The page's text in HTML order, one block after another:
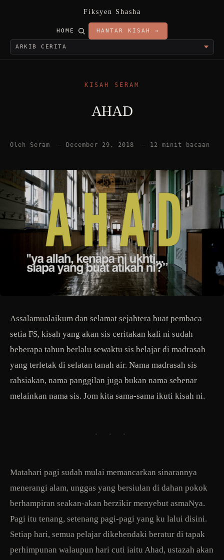
Fiksyen Shasha
HOME HANTAR KISAH →
KISAH SERAM
AHAD
Oleh Seram — December 29, 2018 — 12 minit bacaan
Assalamualaikum dan selamat sejahtera buat pembaca
setia FS, kisah yang akan sis ceritakan kali ni sudah
beberapa tahun berlalu sewaktu sis belajar di madrasah
yang terletak di selatan tanah air. Nama madrasah sis
rahsiakan, nama panggilan juga bukan nama sebenar
melainkan nama sis. Jom kita sama-sama ikuti kisah ni.
· · ·
Matahari pagi sudah mulai memancarkan sinarannya
menerangi alam, unggas yang bersiulan di dahan pokok
berhampiran seakan-akan berzikir menyebut asmaNya.
Pagi itu tenang, setenang pagi-pagi yang ku lalui disini.
Setiap hari, semua pelajar dikehendaki beratur di tapak
perhimpunan walaupun hari cuti iaitu Ahad, ustazah akan